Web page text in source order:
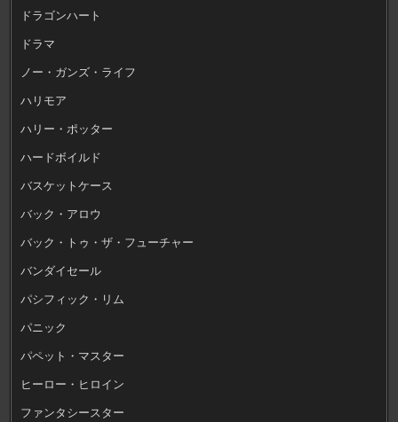
ドラゴンハート
ドラマ
ノー・ガンズ・ライフ
ハリモア
ハリー・ポッター
ハードボイルド
バスケットケース
バック・アロウ
バック・トゥ・ザ・フューチャー
バンダイセール
パシフィック・リム
パニック
パペット・マスター
ヒーロー・ヒロイン
ファンタシースター